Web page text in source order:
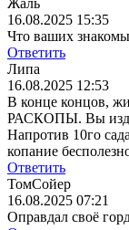
Жаль
16.08.2025 15:35
Что ваших
Ответить
Липа
16.08.2025 12:53
В конце концов,
РАСКОПЫ. Вы
Напротив 10го
копание
Ответить
ТомСойер
16.08.2025 07:21
Оправдал своё